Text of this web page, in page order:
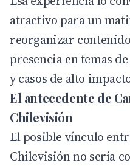
atractivo para un
reorganizar
presencia en temas
y casos de alto
El antecedente de
Chilevisión
El posible vínculo
Chilevisión no sería